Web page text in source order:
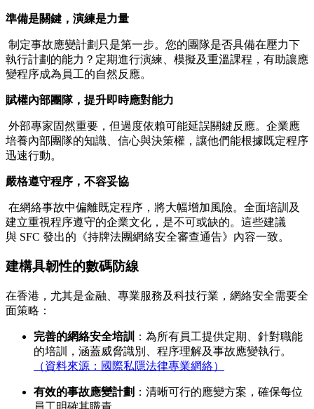
準備是關鍵，演練是力量
制定事故應變計劃只是第一步。您的團隊是否具備在壓力下
執行計劃的能力？定期進行演練、模擬及重溫課程，有助讓應
變程序成為員工的自然反應。
賦權內部團隊，提升即時應對能力
外部專家固然重要，但過度依賴可能延誤關鍵反應。企業應
培養內部團隊的知識、信心與決策權，讓他們能根據既定程序
迅速行動。
嚴格遵守程序，不容妥協
在網絡事故中偏離既定程序，將大幅增加風險。全面培訓及
建立重視程序遵守的企業文化，是不可或缺的。這些建議
與 SFC 發出的《持牌法團網絡安全審查通告》內容一致。
建構具韌性的數碼防線
在香港，尤其是金融、專業服務及科技行業，網絡安全需要全
面策略：
完善的網絡安全培訓
：為所有員工提供定期、針對職能
的培訓，涵蓋威脅識別、程序理解及事故應變執行。
（資料來源：國際私隱法律專業網絡）
有效的事故應變計劃 ：清晰可行的應變方案，確保每位